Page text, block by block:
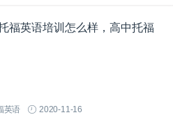
福英语培训怎么样，高中托福
英语 2020-11-16